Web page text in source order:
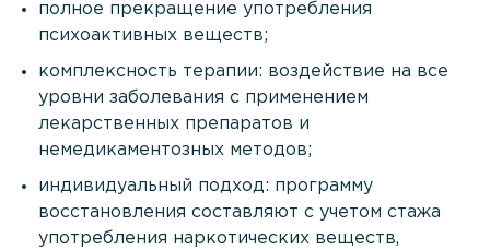
Мотивация на лечение
Родственникам
Врачи
Статьи
полное прекращение употребления
психоактивных веществ;
комплексность терапии: воздействие на все
уровни заболевания с применением
лекарственных препаратов и
немедикаментозных методов;
индивидуальный подход: программу
восстановления составляют с учетом стажа
употребления наркотических веществ,